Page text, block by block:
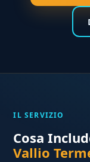
IL SERVIZIO
Cosa
Vallio